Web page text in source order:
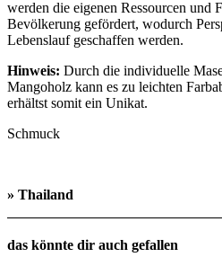
werden die eigenen Ressourcen und
Bevölkerung gefördert, wodurch
Lebenslauf geschaffen werden.
Hinweis: Durch die individuelle
Mangoholz kann es zu leichten
erhältst somit ein Unikat.
Schmuck
» Thailand
das könnte dir auch gefallen